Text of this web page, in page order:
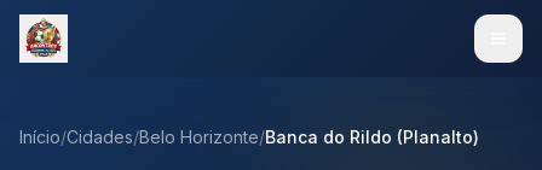
Início/Cidades/Belo Horizonte/Banca do Rildo (Planalto)